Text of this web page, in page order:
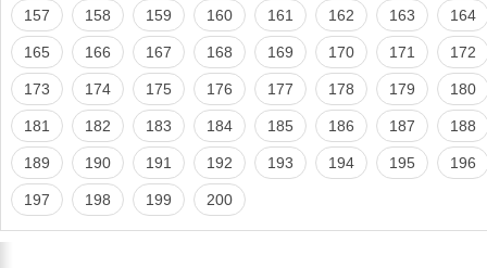
157 158 159 160 161 162 163 164
165 166 167 168 169 170 171 172
173 174 175 176 177 178 179 180
181 182 183 184 185 186 187 188
189 190 191 192 193 194 195 196
197 198 199 200